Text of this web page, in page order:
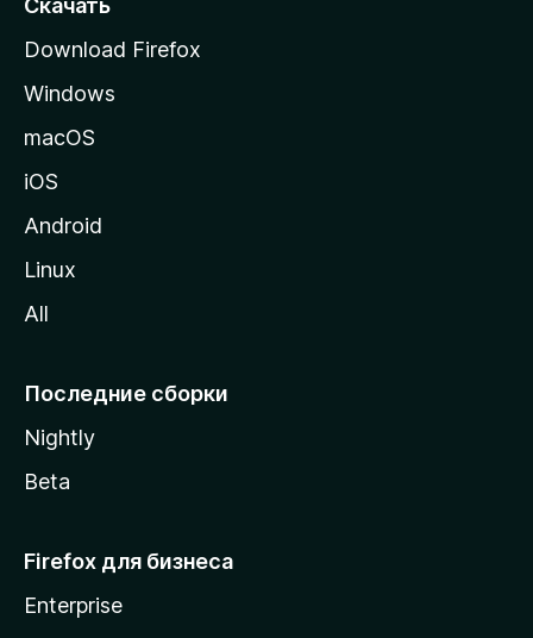
а
н
у
M
i
l
Скачать
Download Firefox
Windows
macOS
iOS
Android
Linux
All
Последние сборки
Nightly
Beta
Firefox для бизнеса
Enterprise